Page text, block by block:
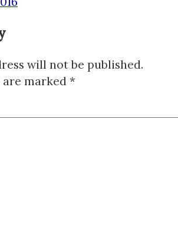
will not be published.
marked *